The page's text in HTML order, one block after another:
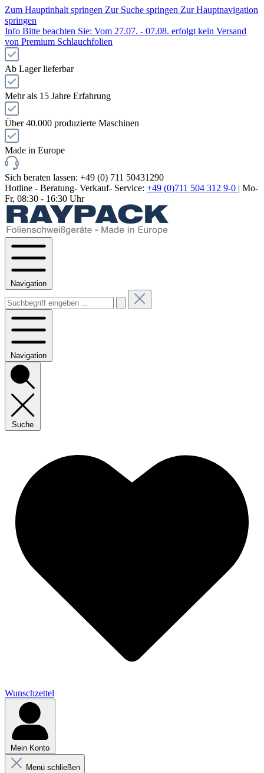
Zum Hauptinhalt springen Zur Suche springen Zur Hauptnavigation
springen
Info Bitte beachten Sie: Vom 27.07. - 07.08. erfolgt kein Versand
von Premium Schlauchfolien
Ab Lager lieferbar
Mehr als 15 Jahre Erfahrung
Über 40.000 produzierte Maschinen
Made in Europe
Sich beraten lassen: +49 (0) 711 50431290
Hotline - Beratung- Verkauf- Service: +49 (0)711 504 312 9-0 | Mo-
Fr, 08:30 - 16:30 Uhr
Navigation
Navigation
Suche
Wunschzettel
Mein Konto
Menü schließen